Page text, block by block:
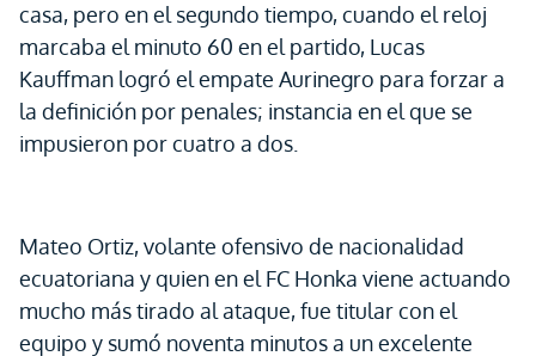
casa, pero en el segundo tiempo, cuando el reloj
marcaba el minuto 60 en el partido, Lucas
Kauffman logró el empate Aurinegro para forzar a
la definición por penales; instancia en el que se
impusieron por cuatro a dos.
Mateo Ortiz, volante ofensivo de nacionalidad
ecuatoriana y quien en el FC Honka viene actuando
mucho más tirado al ataque, fue titular con el
equipo y sumó noventa minutos a un excelente